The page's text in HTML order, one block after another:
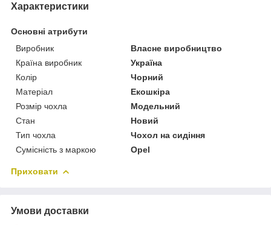
Характеристики
Основні атрибути
Виробник
Власне виробництво
Країна виробник
Україна
Колір
Чорний
Матеріал
Екошкіра
Розмір чохла
Модельний
Стан
Новий
Тип чохла
Чохол на сидіння
Сумісність з маркою
Opel
Приховати
Умови доставки